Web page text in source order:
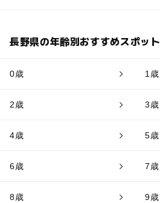
長野県の年齢別おすすめスポット
0歳 1歳
2歳 3歳
4歳 5歳
6歳 7歳
8歳 9歳